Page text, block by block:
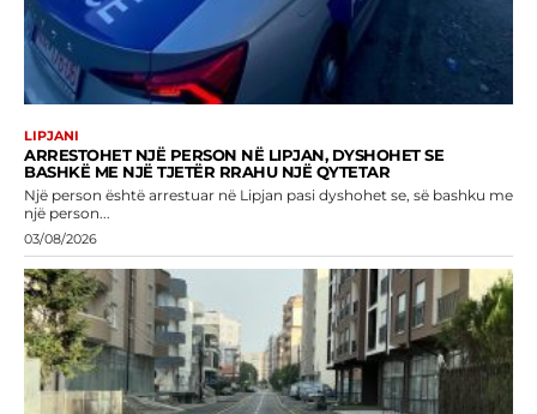
LIPJANI
ARRESTOHET NJË PERSON NË LIPJAN, DYSHOHET SE
BASHKË ME NJË TJETËR RRAHU NJË QYTETAR
Një person është arrestuar në Lipjan pasi dyshohet se, së bashku me
një person...
03/08/2026